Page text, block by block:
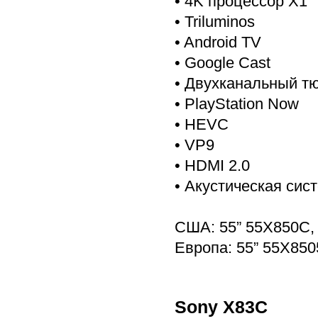
• Triluminos
• Android TV
• Google Cast
• Двухканальный
• PlayStation Now
• HEVC
• VP9
• HDMI 2.0
• Акустическая
США: 55” 55X850C,
Европа: 55”
Sony X83C